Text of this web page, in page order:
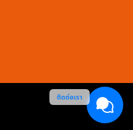
ติดต่อเรา